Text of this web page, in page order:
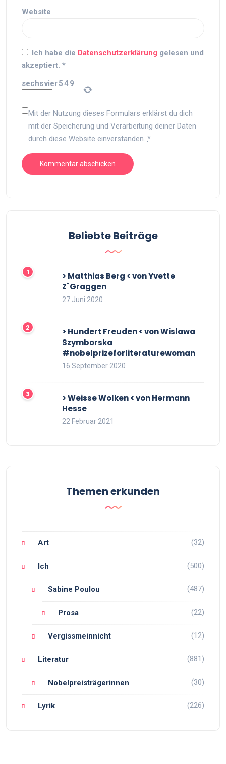
Website
Ich habe die Datenschutzerklärung gelesen und
akzeptiert. *
sechsvier549
Mit der Nutzung dieses Formulars erklärst du dich
mit der Speicherung und Verarbeitung deiner Daten
durch diese Website einverstanden. *
Beliebte Beiträge
> Matthias Berg < von Yvette
Z`Graggen
27 Juni 2020
> Hundert Freuden < von Wislawa
Szymborska
#nobelprizeforliteraturewoman
16 September 2020
> Weisse Wolken < von Hermann
Hesse
22 Februar 2021
Themen erkunden
Art (32)
Ich (500)
Sabine Poulou (487)
Prosa (22)
Vergissmeinnicht (12)
Literatur (881)
Nobelpreisträgerinnen (30)
Lyrik (226)